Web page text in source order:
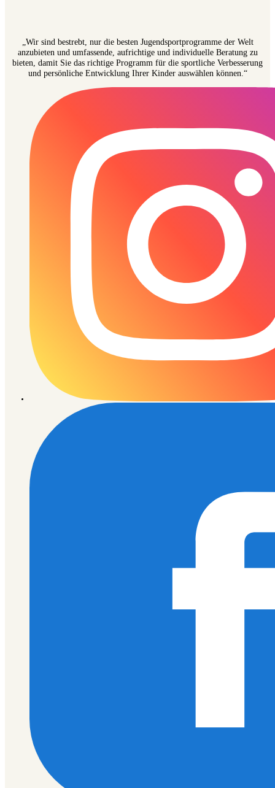
„Wir sind bestrebt, nur die besten Jugendsportprogramme der Welt
anzubieten und umfassende, aufrichtige und individuelle Beratung zu
bieten, damit Sie das richtige Programm für die sportliche Verbesserung
und persönliche Entwicklung Ihrer Kinder auswählen können.“